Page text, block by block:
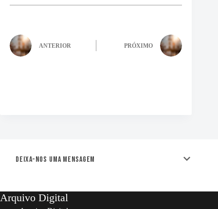
ANTERIOR PRÓXIMO
Deixa-nos uma mensagem
Arquivo Digital